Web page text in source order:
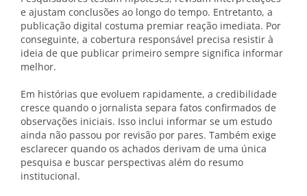
e ajustam conclusões ao longo do tempo. Entretanto, a
publicação digital costuma premiar reação imediata. Por
conseguinte, a cobertura responsável precisa resistir à
ideia de que publicar primeiro sempre significa informar
melhor.
Em histórias que evoluem rapidamente, a credibilidade
cresce quando o jornalista separa fatos confirmados de
observações iniciais. Isso inclui informar se um estudo
ainda não passou por revisão por pares. Também exige
esclarecer quando os achados derivam de uma única
pesquisa e buscar perspectivas além do resumo
institucional.